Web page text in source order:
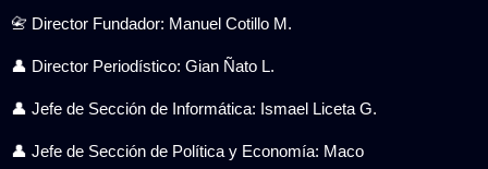
📇 Director Fundador: Manuel Cotillo M.
👤 Director Periodístico: Gian Ñato L.
👤 Jefe de Sección de Informática: Ismael Liceta G.
👤 Jefe de Sección de Política y Economía: Maco